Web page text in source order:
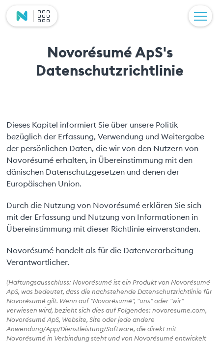
Novorésumé ApS's
Datenschutzrichtlinie
Dieses Kapitel informiert Sie über unsere Politik
bezüglich der Erfassung, Verwendung und Weitergabe
der persönlichen Daten, die wir von den Nutzern von
Novorésumé erhalten, in Übereinstimmung mit den
dänischen Datenschutzgesetzen und denen der
Europäischen Union.
Durch die Nutzung von Novorésumé erklären Sie sich
mit der Erfassung und Nutzung von Informationen in
Übereinstimmung mit dieser Richtlinie einverstanden.
Novorésumé handelt als für die Datenverarbeitung
Verantwortlicher.
(Haftungsausschluss: Novorésumé ist ein Produkt von Novorésumé
ApS, was bedeutet, dass die nachstehende Datenschutzrichtlinie für
Novorésumé gilt. Wenn auf "Novorésumé", "uns" oder "wir"
verwiesen wird, bezieht sich dies auf Folgendes: novoresume.com,
Novorésumé ApS, Website, Site oder jede andere
Anwendung/App/Dienstleistung/Software, die direkt mit
Novorésumé in Verbindung steht und von Novorésumé entwickelt